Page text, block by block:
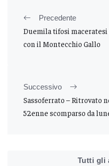
Precedente
Duemila tifosi maceratesi
con il Montecchio Gallo
Successivo
Sassoferrato – Ritrovato
52enne scomparso da
Tutti gli